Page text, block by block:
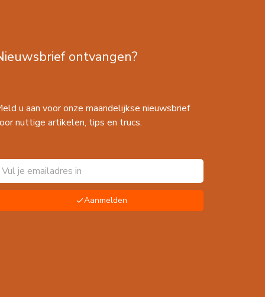
ontvangen?
u aan voor onze maandelijkse nieuwsbrief
nuttige artikelen, tips en trucs.
Aanmelden